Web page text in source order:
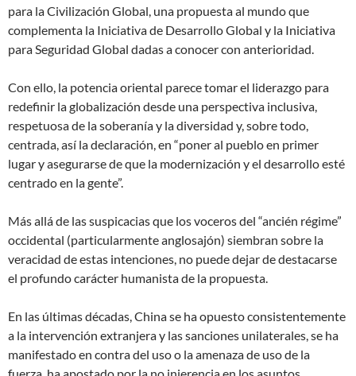
para la Civilización Global, una propuesta al mundo que
complementa la Iniciativa de Desarrollo Global y la Iniciativa
para Seguridad Global dadas a conocer con anterioridad.
Con ello, la potencia oriental parece tomar el liderazgo para
redefinir la globalización desde una perspectiva inclusiva,
respetuosa de la soberanía y la diversidad y, sobre todo,
centrada, así la declaración, en “poner al pueblo en primer
lugar y asegurarse de que la modernización y el desarrollo esté
centrado en la gente”.
Más allá de las suspicacias que los voceros del “ancién régime”
occidental (particularmente anglosajón) siembran sobre la
veracidad de estas intenciones, no puede dejar de destacarse
el profundo carácter humanista de la propuesta.
En las últimas décadas, China se ha opuesto consistentemente
a la intervención extranjera y las sanciones unilaterales, se ha
manifestado en contra del uso o la amenaza de uso de la